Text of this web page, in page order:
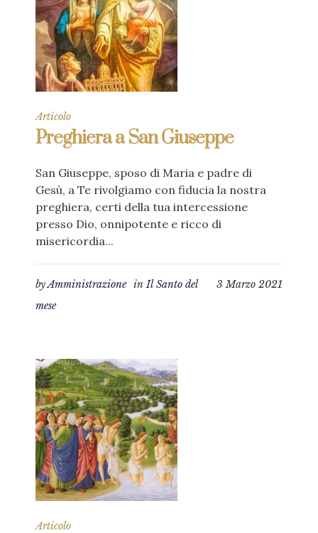
Articolo
Preghiera a San Giuseppe
San Giuseppe, sposo di Maria e padre di
Gesù, a Te rivolgiamo con fiducia la nostra
preghiera, certi della tua intercessione
presso Dio, onnipotente e ricco di
misericordia...
3 Marzo 2021
byAmministrazione inIl Santo del
mese
Articolo